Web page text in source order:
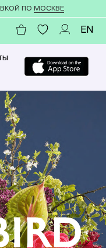
ПО МОСКВЕ
EN